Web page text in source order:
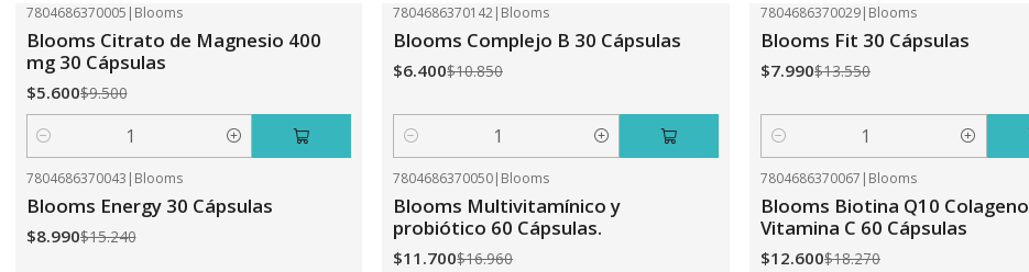
7804686370005 | Blooms
Blooms Citrato de Magnesio 400
mg 30 Cápsulas
$5.600$9.500
Cantidad
7804686370142| Blooms
Blooms Complejo B 30 Cápsulas
$6.400$10.850
Cantidad
7804686370029| Blooms
Blooms Fit 30 Cápsulas
$7.990$13.550
Cantidad
7804686370043 | Blooms
Blooms Energy 30 Cápsulas
$8.990$15.240
7804686370050| Blooms
Blooms Multivitamínico y
probiótico 60 Cápsulas.
$11.700$16.960
7804686370067 | Blooms
Blooms Biotina Q10 Colageno
Vitamina C 60 Cápsulas
$12.600$18.270